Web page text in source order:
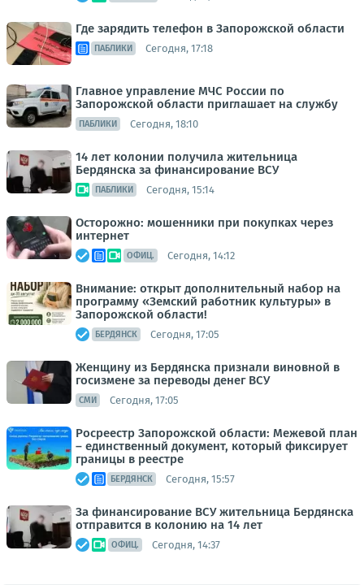
Где зарядить телефон в Запорожской области
ПАБЛИКИ Сегодня, 17:18
Главное управление МЧС России по
Запорожской области приглашает на службу
ПАБЛИКИ Сегодня, 18:10
14 лет колонии получила жительница
Бердянска за финансирование ВСУ
ПАБЛИКИ Сегодня, 15:14
Осторожно: мошенники при покупках через
интернет
ОФИЦ. Сегодня, 14:12
Внимание: открыт дополнительный набор на
программу «Земский работник культуры» в
Запорожской области!
БЕРДЯНСК Сегодня, 17:05
Женщину из Бердянска признали виновной в
госизмене за переводы денег ВСУ
СМИ Сегодня, 17:05
Росреестр Запорожской области: Межевой план
– единственный документ, который фиксирует
границы в реестре
БЕРДЯНСК Сегодня, 15:57
За финансирование ВСУ жительница Бердянска
отправится в колонию на 14 лет
ОФИЦ. Сегодня, 14:37